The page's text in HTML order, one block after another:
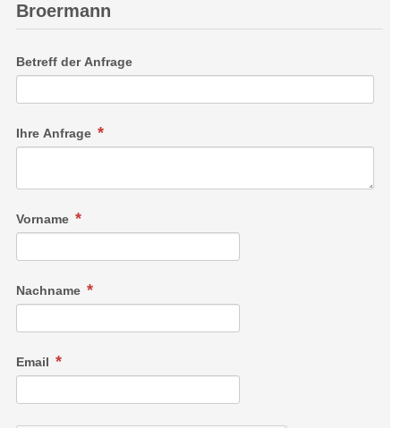
Broermann
Betreff der Anfrage
Ihre Anfrage
Vorname
Nachname
Email